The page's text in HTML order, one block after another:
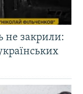
не закрили: